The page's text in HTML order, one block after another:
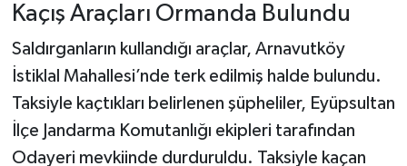
Kaçış Araçları Ormanda Bulundu
Saldırganların kullandığı araçlar, Arnavutköy
İstiklal Mahallesi’nde terk edilmiş halde bulundu.
Taksiyle kaçtıkları belirlenen şüpheliler, Eyüpsultan
İlçe Jandarma Komutanlığı ekipleri tarafından
Odayeri mevkiinde durduruldu. Taksiyle kaçan